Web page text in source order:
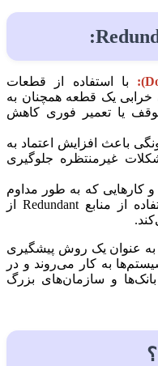
با استفاده از قطعات
خرابی یک قطعه همچنان به
یا تعمیر فوری کاهش
باعث افزایش اعتماد به
غیرمنتظره جلوگیری
که به طور مداوم
به سرورها وابسته هستند، استفاده از منابع Redundant از
به عنوان یک روش پیشگیری
به کار می‌روند و در
و سازمان‌های بزرگ